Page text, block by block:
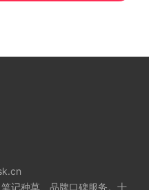
记种草、品牌口碑服务。十